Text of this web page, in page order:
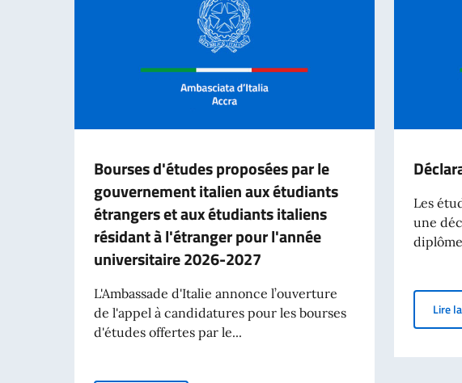
Bourses d'études proposées par le
gouvernement italien aux étudiants
étrangers et aux étudiants italiens
résidant à l'étranger pour l'année
universitaire 2026-2027
L'Ambassade d'Italie annonce l’ouverture
de l'appel à candidatures pour les bourses
d'études offertes par le...
Les
une
Lire